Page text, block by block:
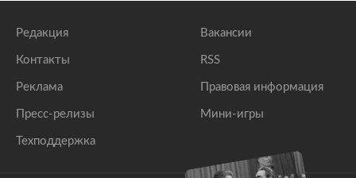
Редакция
Контакты
Реклама
Пресс-релизы
Техподдержка
Вакансии
RSS
Правовая информация
Мини-игры